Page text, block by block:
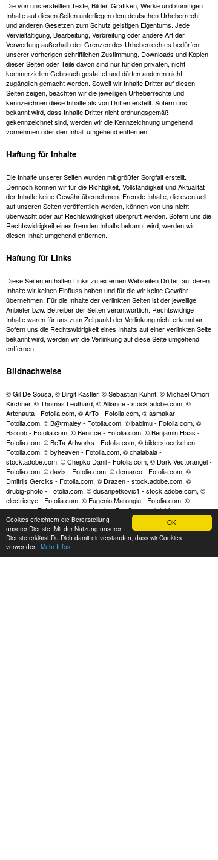
OK
Cookies erleichtern die Bereitstellung
unserer Dienste. Mit der Nutzung unserer
Dienste erklärst Du Dich damit einverstanden, dass wir Cookies
verwenden. Mehr Infos
Die von uns erstellten Texte, Bilder, Grafiken, Werke und sonstigen
Inhalte auf diesen Seiten unterliegen dem deutschen Urheberrecht
und anderen Gesetzen zum Schutz geistigen Eigentums. Jede
Vervielfältigung, Bearbeitung, Verbreitung oder andere Art der
Verwertung außerhalb der Grenzen des Urheberrechtes bedürfen
unserer vorherigen schriftlichen Zustimmung. Downloads und Kopien
dieser Seiten oder Teile davon sind nur für den privaten, nicht
kommerziellen Gebrauch gestattet und dürfen anderen nicht
zugänglich gemacht werden. Soweit wir Inhalte Dritter auf diesen
Seiten zeigen, beachten wir die jeweiligen Urheberrechte und
kennzeichnen diese Inhalte als von Dritten erstellt. Sofern uns
bekannt wird, dass Inhalte Dritter nicht ordnungsgemäß
gekennzeichnet sind, werden wir die Kennzeichnung umgehend
vornehmen oder den Inhalt umgehend entfernen.
Haftung für Inhalte
Die Inhalte unserer Seiten wurden mit größter Sorgfalt erstellt.
Dennoch können wir für die Richtigkeit, Vollständigkeit und Aktualität
der Inhalte keine Gewähr übernehmen. Fremde Inhalte, die eventuell
auf unseren Seiten veröffentlich werden, können von uns nicht
überwacht oder auf Rechtswidrigkeit überprüft werden. Sofern uns die
Rechtswidrigkeit eines fremden Inhalts bekannt wird, werden wir
diesen Inhalt umgehend entfernen.
Haftung für Links
Diese Seiten enthalten Links zu externen Webseiten Dritter, auf deren
Inhalte wir keinen Einfluss haben und für die wir keine Gewähr
übernehmen. Für die Inhalte der verlinkten Seiten ist der jeweilige
Anbieter bzw. Betreiber der Seiten verantwortlich. Rechtswidrige
Inhalte waren für uns zum Zeitpunkt der Verlinkung nicht erkennbar.
Sofern uns die Rechtswidrigkeit eines Inhalts auf einer verlinkten Seite
bekannt wird, werden wir die Verlinkung auf diese Seite umgehend
entfernen.
Bildnachweise
© Gil De Sousa, © Birgit Kastler, © Sebastian Kuhnt, © Michael Omori
Kirchner, © Thomas Leuthard, © Alliance - stock.adobe.com, ©
Artenauta - Fotolia.com, © ArTo - Fotolia.com, © asmakar -
Fotolia.com, © B@rmaley - Fotolia.com, © babimu - Fotolia.com, ©
Baronb - Fotolia.com, © Benicce - Fotolia.com, © Benjamin Haas -
Fotolia.com, © BeTa-Artworks - Fotolia.com, © bilderstoeckchen -
Fotolia.com, © byheaven - Fotolia.com, © chalabala -
stock.adobe.com, © Chepko Danil - Fotolia.com, © Dark Vectorangel -
Fotolia.com, © davis - Fotolia.com, © demarco - Fotolia.com, ©
Dmitrijs Gerciks - Fotolia.com, © Drazen - stock.adobe.com, ©
drubig-photo - Fotolia.com, © dusanpetkovic1 - stock.adobe.com, ©
electriceye - Fotolia.com, © Eugenio Marongiu - Fotolia.com, ©
eugen_z - Fotolia.com, © eyetronic - Fotolia.com, © fabiomax -
Fotolia.com, © Feydzhet Shabanov - stock.adobe.com, © fizkes -
stock.adobe.com, © Focus Pocus LTD - Fotolia.com, © frilled_dragon
- Fotolia.com, © Gary - Fotolia.com, © Giuseppe Antonio Pec -
Fotolia.com, © goodluz - Fotolia.com, © goodluz - stock.adobe.com, ©
graja - Fotolia.com, © Gregor Luschnat - Fotolia.com, © ifatum -